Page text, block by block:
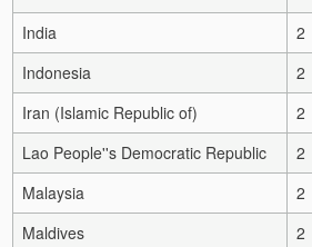
India
2
Indonesia
2
Iran (Islamic Republic of)
2
Lao People''s Democratic Republic
2
Malaysia
2
Maldives
2